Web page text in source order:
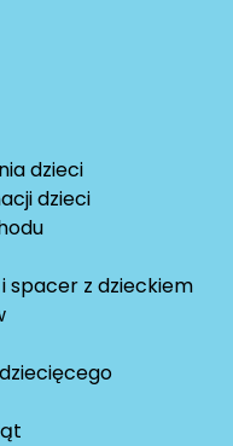
dzieci
dzieci
spacer z dzieckiem